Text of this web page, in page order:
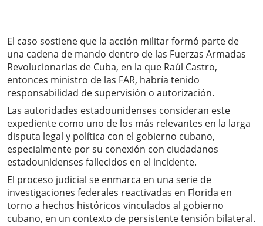
El caso sostiene que la acción militar formó parte de
una cadena de mando dentro de las Fuerzas Armadas
Revolucionarias de Cuba, en la que Raúl Castro,
entonces ministro de las FAR, habría tenido
responsabilidad de supervisión o autorización.
Las autoridades estadounidenses consideran este
expediente como uno de los más relevantes en la larga
disputa legal y política con el gobierno cubano,
especialmente por su conexión con ciudadanos
estadounidenses fallecidos en el incidente.
El proceso judicial se enmarca en una serie de
investigaciones federales reactivadas en Florida en
torno a hechos históricos vinculados al gobierno
cubano, en un contexto de persistente tensión bilateral.